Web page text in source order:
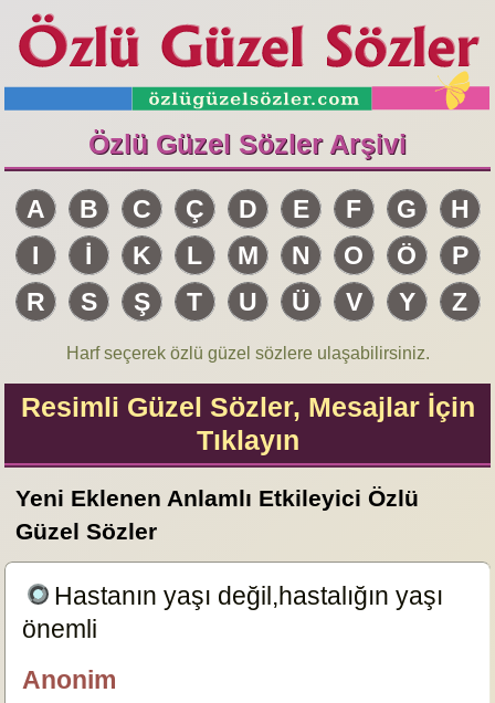
Özlü Güzel Sözler Arşivi
A B C Ç D E F G
H
I
İ K L M N O Ö
P
R
S Ş T U Ü V Y Z
Harf seçerek özlü güzel sözlere ulaşabilirsiniz.
Resimli Güzel Sözler, Mesajlar İçin
Tıklayın
Yeni Eklenen Anlamlı Etkileyici Özlü
Güzel Sözler
Hastanın yaşı değil,hastalığın yaşı
önemli
Anonim